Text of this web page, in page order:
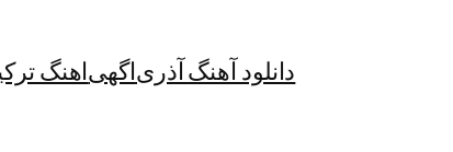
دانلود آهنگ آذریاگهیاهنگ